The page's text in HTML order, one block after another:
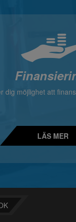
dig möjlighet att
LÄS MER